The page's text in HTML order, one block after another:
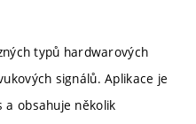
typů hardwarových
signálů. Aplikace je
obsahuje několik